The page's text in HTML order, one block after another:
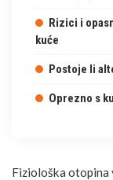
Rizici i
kuće
Postoje li
Oprezno s
Fiziološka otopina